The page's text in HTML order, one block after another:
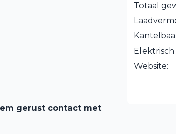
gerust contact met
Totaal
Website: